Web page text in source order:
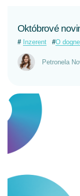
Októbrové
Inzerent O
Petronela